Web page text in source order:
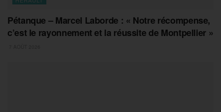
Pétanque – Marcel Laborde : « Notre récompense,
c’est le rayonnement et la réussite de Montpellier »